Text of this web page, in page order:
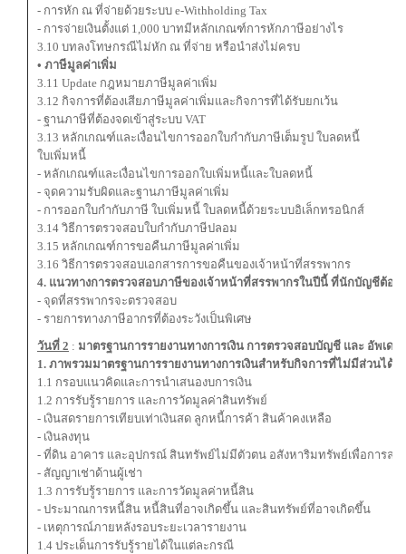
- การหัก ณ ที่จ่ายด้วยระบบ e-Withholding Tax
- การจ่ายเงินตั้งแต่ 1,000 บาทมีหลักเกณฑ์การหักภาษีอย่างไร
3.10 บทลงโทษกรณีไม่หัก ณ ที่จ่าย หรือนำส่งไม่ครบ
• ภาษีมูลค่าเพิ่ม
3.11 Update กฎหมายภาษีมูลค่าเพิ่ม
3.12 กิจการที่ต้องเสียภาษีมูลค่าเพิ่มและกิจการที่ได้รับยกเว้น
- ฐานภาษีที่ต้องจดเข้าสู่ระบบ VAT
3.13 หลักเกณฑ์และเงื่อนไขการออกใบกำกับภาษีเต็มรูป ใบลดหนี้
ใบเพิ่มหนี้
- หลักเกณฑ์และเงื่อนไขการออกใบเพิ่มหนี้และใบลดหนี้
- จุดความรับผิดและฐานภาษีมูลค่าเพิ่ม
- การออกใบกำกับภาษี ใบเพิ่มหนี้ ใบลดหนี้ด้วยระบบอิเล็กทรอนิกส์
3.14 วิธีการตรวจสอบใบกำกับภาษีปลอม
3.15 หลักเกณฑ์การขอคืนภาษีมูลค่าเพิ่ม
3.16 วิธีการตรวจสอบเอกสารการขอคืนของเจ้าหน้าที่สรรพากร
4. แนวทางการตรวจสอบภาษีของเจ้าหน้าที่สรรพากรในปีนี้ ที่นักบัญชีต้อง
- จุดที่สรรพากรจะตรวจสอบ
- รายการทางภาษีอากรที่ต้องระวังเป็นพิเศษ
วันที่ 2 : มาตรฐานการรายงานทางการเงิน การตรวจสอบบัญชี และ อัพเด
1. ภาพรวมมาตรฐานการรายงานทางการเงินสำหรับกิจการที่ไม่มีส่วนได้เ
1.1 กรอบแนวคิดและการนำเสนองบการเงิน
1.2 การรับรู้รายการ และการวัดมูลค่าสินทรัพย์
- เงินสดรายการเทียบเท่าเงินสด ลูกหนี้การค้า สินค้าคงเหลือ
- เงินลงทุน
- ที่ดิน อาคาร และอุปกรณ์ สินทรัพย์ไม่มีตัวตน อสังหาริมทรัพย์เพื่อการลง
- สัญญาเช่าด้านผู้เช่า
1.3 การรับรู้รายการ และการวัดมูลค่าหนี้สิน
- ประมาณการหนี้สิน หนี้สินที่อาจเกิดขึ้น และสินทรัพย์ที่อาจเกิดขึ้น
- เหตุการณ์ภายหลังรอบระยะเวลารายงาน
1.4 ประเด็นการรับรู้รายได้ในแต่ละกรณี